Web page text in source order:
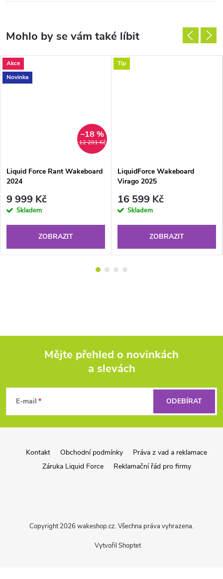
Akce
Novinka
12 201 Kč
–18 %
Liquid Force Rant Wakeboard
2024
9 999 Kč
Skladem
ZOBRAZIT
Tip
LiquidForce Wakeboard
Virago 2025
16 599 Kč
Skladem
ZOBRAZIT
p
Mějte přehled o novinkách
a slevách
E-mail ODEBÍRAT
Kontakt Obchodní podmínky
Práva z vad a reklamace
Záruka Liquid Force
Reklamační řád pro firmy
Vytvořil Shoptet
Copyright 2026 wakeshop.cz. Všechna práva vyhrazena.